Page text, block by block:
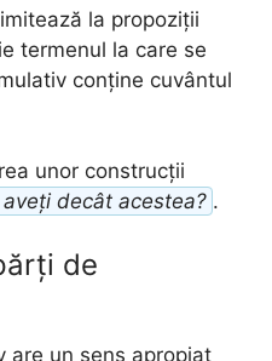
la propoziții
termenul la care se
conține cuvântul
unor construcții
decât acestea? .
de
are un sens apropiat